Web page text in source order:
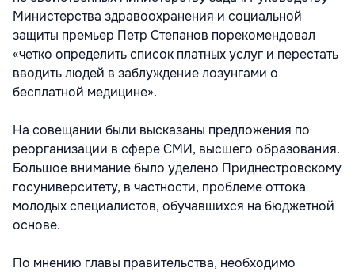
Министерства здравоохранения и социальной
защиты премьер Петр Степанов порекомендовал
«четко определить список платных услуг и перестать
вводить людей в заблуждение лозунгами о
бесплатной медицине».
На совещании были высказаны предложения по
реорганизации в сфере СМИ, высшего образования.
Большое внимание было уделено Приднестровскому
госуниверситету, в частности, проблеме оттока
молодых специалистов, обучавшихся на бюджетной
основе.
По мнению главы правительства, необходимо